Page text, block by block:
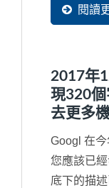
閱讀
2017年
現320
去更多
Googl 在
您應該已
底下的描